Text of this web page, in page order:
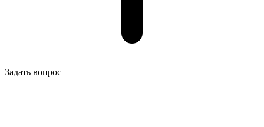
Задать вопрос